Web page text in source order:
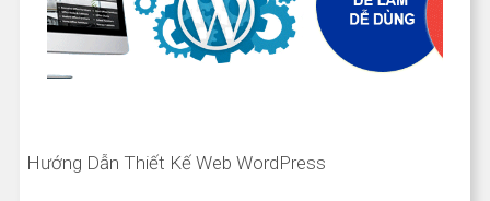
Hướng Dẫn Thiết Kế Web WordPress